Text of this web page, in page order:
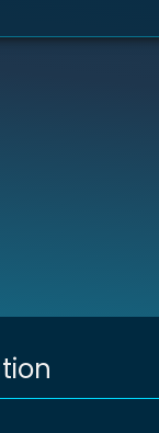
CONNECTER
SE CONNECTER
DE PASSE PERDU ?